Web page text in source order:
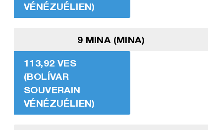
VÉNÉZUÉLIEN)
9 MINA (MINA)
113,92 VES
(BOLÍVAR
SOUVERAIN
VÉNÉZUÉLIEN)